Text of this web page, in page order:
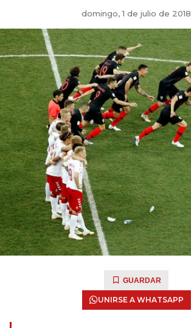
domingo, 1 de julio de 2018
GUARDAR
UNIRSE A WHATSAPP